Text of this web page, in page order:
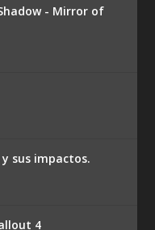
- Mirror of
sus impactos.
4